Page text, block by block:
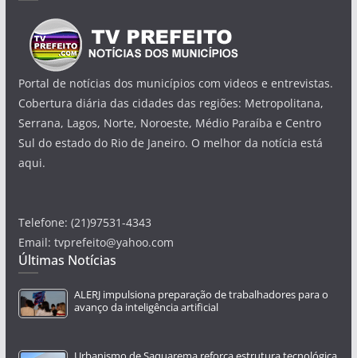
Portal de notícias dos municípios com videos e entrevistas.
Cobertura diária das cidades das regiões: Metropolitana,
Serrana, Lagos, Norte, Noroeste, Médio Paraíba e Centro
Sul do estado do Rio de Janeiro. O melhor da notícia está
aqui.
Telefone: (21)97531-4343
Email: tvprefeito@yahoo.com
Últimas Notícias
ALERJ impulsiona preparação de trabalhadores para o
avanço da inteligência artificial